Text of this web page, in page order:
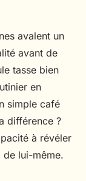
avalent un
avant de
tasse bien
en
simple café
différence ?
à révéler
lui-même.